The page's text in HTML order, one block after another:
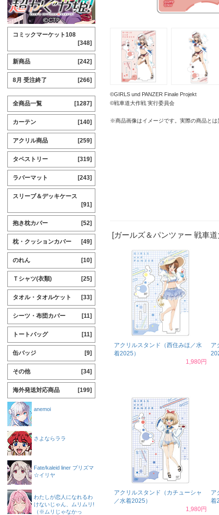
©GIRLS und PANZER Finale Projekt
©戦車道大作戦 実行委員会
※商品画像はイメージです。実際の商品と
[ガールズ＆パンツァー 戦車
アクリルスタンド（西住みほ／水
着2025）
1,980円
ア
アクリルスタンド（カチューシャ
／水着2025）
1,980円
ア
着
コミックマーケット108
[348]
新商品 [242]
8月 受注終了 [266]
全商品一覧 [1287]
カーテン [140]
アクリル商品 [259]
タペストリー [319]
ラバーマット [243]
スリーブ＆デッキケース
[91]
抱き枕カバー [52]
枕・クッションカバー [49]
のれん [10]
Ｔシャツ(衣類) [25]
タオル・タオルケット [33]
シーツ・布団カバー [11]
トートバッグ [11]
缶バッジ [9]
その他 [34]
海外発送対応商品 [199]
anemoi
さよならララ
Fate/kaleid liner プリズマ
☆イリヤ
わたしが恋人になれるわ
けないじゃん、ムリムリ!
（※ムリじゃなかっ